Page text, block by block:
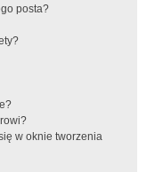
posta?
w oknie tworzenia